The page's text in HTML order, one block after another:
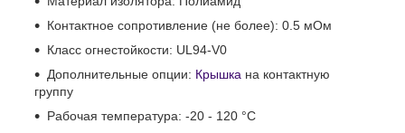
Контактное сопротивление (не более): 0.5 мОм
Класс огнестойкости: UL94-V0
Дополнительные опции: Крышка на контактную
группу
Рабочая температура: -20 - 120 °C